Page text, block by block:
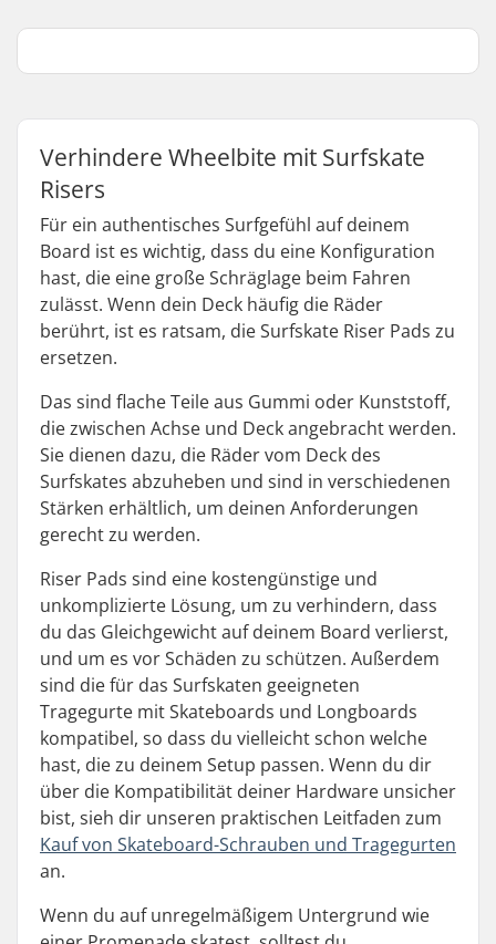
Verhindere Wheelbite mit Surfskate
Risers
Für ein authentisches Surfgefühl auf deinem
Board ist es wichtig, dass du eine Konfiguration
hast, die eine große Schräglage beim Fahren
zulässt. Wenn dein Deck häufig die Räder
berührt, ist es ratsam, die Surfskate Riser Pads zu
ersetzen.
Das sind flache Teile aus Gummi oder Kunststoff,
die zwischen Achse und Deck angebracht werden.
Sie dienen dazu, die Räder vom Deck des
Surfskates abzuheben und sind in verschiedenen
Stärken erhältlich, um deinen Anforderungen
gerecht zu werden.
Riser Pads sind eine kostengünstige und
unkomplizierte Lösung, um zu verhindern, dass
du das Gleichgewicht auf deinem Board verlierst,
und um es vor Schäden zu schützen. Außerdem
sind die für das Surfskaten geeigneten
Tragegurte mit Skateboards und Longboards
kompatibel, so dass du vielleicht schon welche
hast, die zu deinem Setup passen. Wenn du dir
über die Kompatibilität deiner Hardware unsicher
bist, sieh dir unseren praktischen Leitfaden zum
Kauf von Skateboard-Schrauben und Tragegurten
an.
Wenn du auf unregelmäßigem Untergrund wie